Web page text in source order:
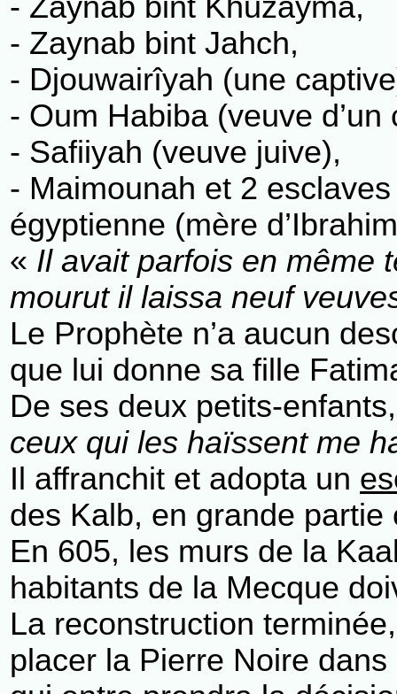
- Zaynab bint Khuzayma,
- Zaynab bint Jahch,
- Djouwairîyah (une
- Oum Habiba (veuve d’un
- Safiiyah (veuve juive),
- Maimounah et 2
égyptienne (mère
« Il avait parfois en même
mourut il laissa neuf
Le Prophète n’a aucun
que lui donne sa fille
De ses deux petits-
ceux qui les haïssent me
Il affranchit et adopta un
des Kalb, en grande partie
En 605, les murs de la
habitants de la Mecque
La reconstruction
placer la Pierre Noire